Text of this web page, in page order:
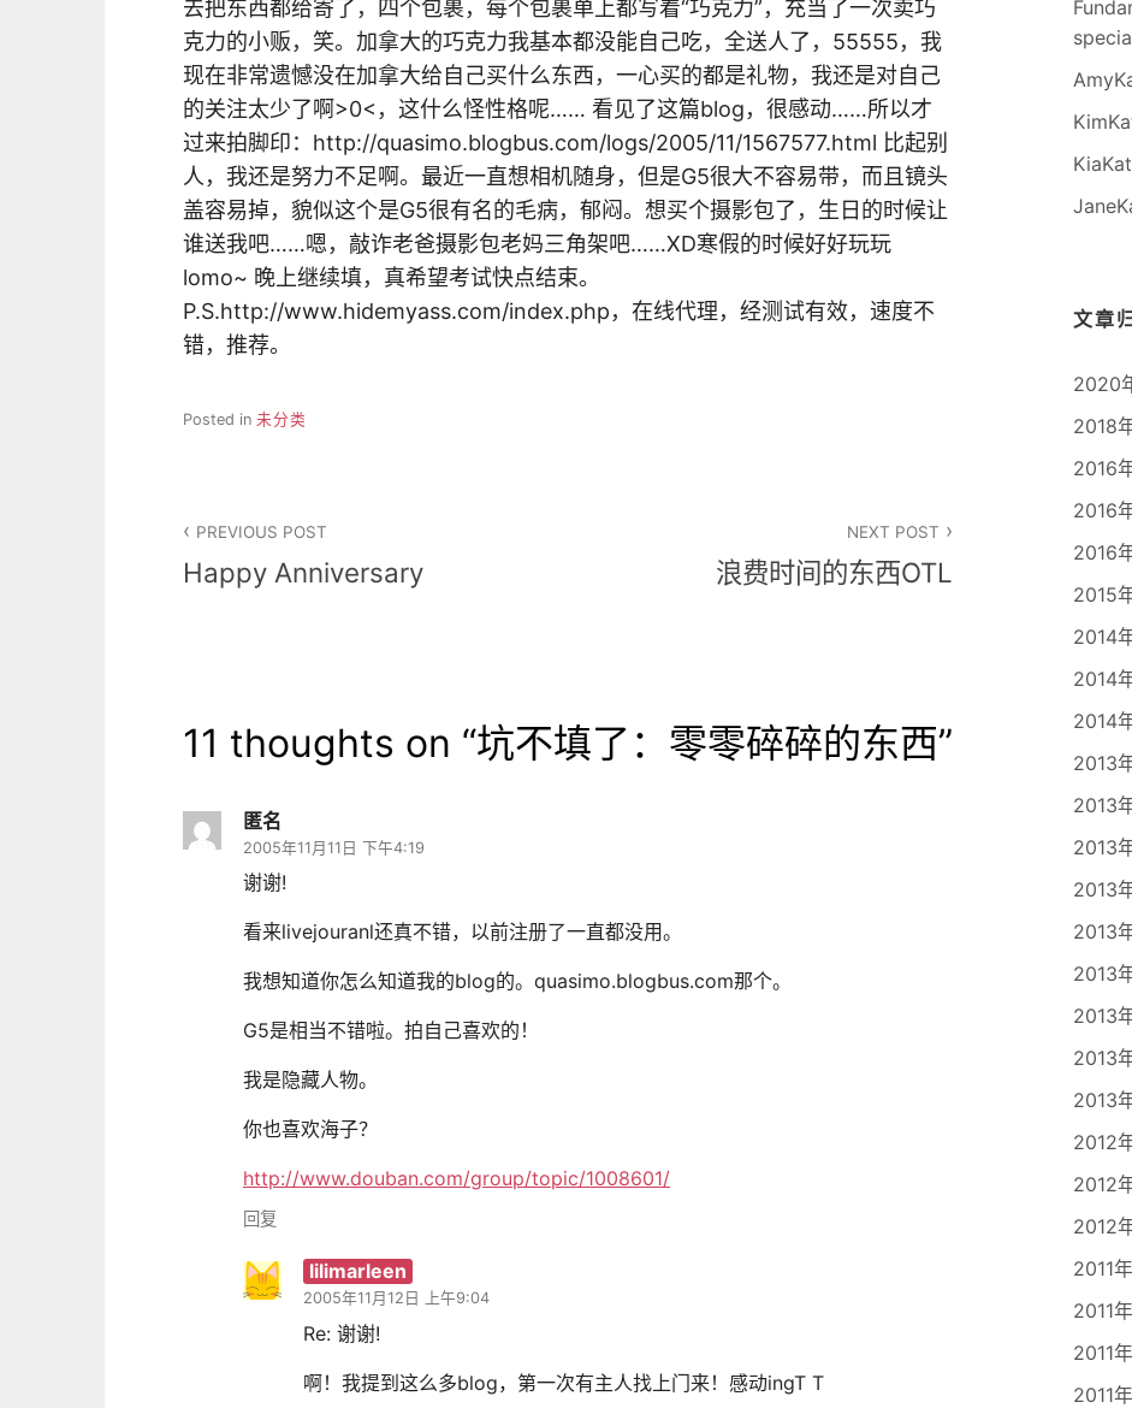
去把东西都给寄了，四个包裹，每个包裹单上都写着“巧克力”，充当了一次卖巧
克力的小贩，笑。加拿大的巧克力我基本都没能自己吃，全送人了，55555，我
现在非常遗憾没在加拿大给自己买什么东西，一心买的都是礼物，我还是对自己
的关注太少了啊>0<，这什么怪性格呢…… 看见了这篇blog，很感动……所以才
过来拍脚印：http://quasimo.blogbus.com/logs/2005/11/1567577.html 比起别
人，我还是努力不足啊。最近一直想相机随身，但是G5很大不容易带，而且镜头
盖容易掉，貌似这个是G5很有名的毛病，郁闷。想买个摄影包了，生日的时候让
谁送我吧……嗯，敲诈老爸摄影包老妈三角架吧……XD寒假的时候好好玩玩
lomo~ 晚上继续填，真希望考试快点结束。
P.S.http://www.hidemyass.com/index.php，在线代理，经测试有效，速度不
错，推荐。
Posted in 未分类
章
PREVIOUS POST
Happy Anniversary
NEXT POST
浪费时间的东西OTL
11 thoughts on “坑不填了：零零碎碎的东西”
匿名
2005年11月11日 下午4:19
谢谢!
看来livejouranl还真不错，以前注册了一直都没用。
我想知道你怎么知道我的blog的。quasimo.blogbus.com那个。
G5是相当不错啦。拍自己喜欢的！
我是隐藏人物。
你也喜欢海子？
http://www.douban.com/group/topic/1008601/
回复
lilimarleen
2005年11月12日 上午9:04
Re: 谢谢!
啊！我提到这么多blog，第一次有主人找上门来！感动ingT T
KiaKat
文章
2020
2018
2016
2016
2016
2015
2014
2014
2014
2013
2013
2013
2013
2013
2013
2013
2013
2013
2012
2012
2012
2011
2011
2011
2011